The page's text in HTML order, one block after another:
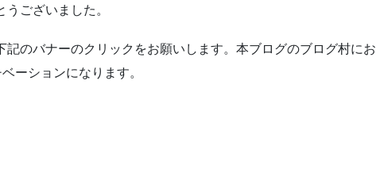
ございました。
のバナーのクリックをお願いします。本ブログのブログ村にお
ーションになります。